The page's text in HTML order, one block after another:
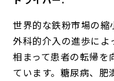
世界的な鉄粉市場の縮
外科的介入の進歩によ
相まって患者の転帰を
ています。糖尿病、肥